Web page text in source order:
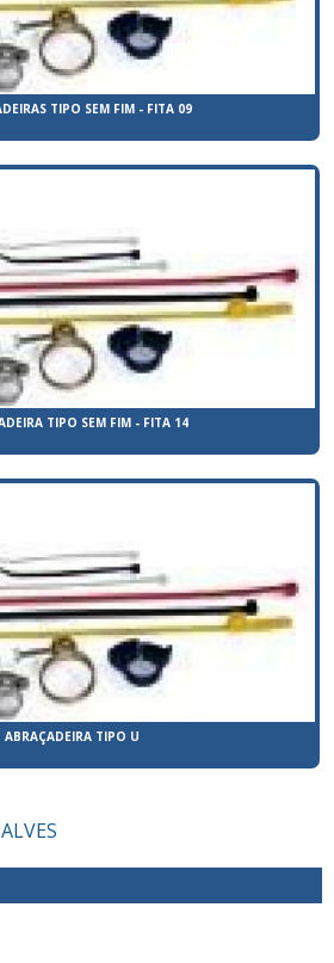
TIPO SEM FIM - FITA 09
TIPO SEM FIM - FITA 14
ABRAÇADEIRA TIPO U